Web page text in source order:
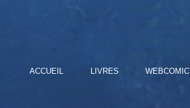
ACCUEIL LIVRES WEBCOMIC